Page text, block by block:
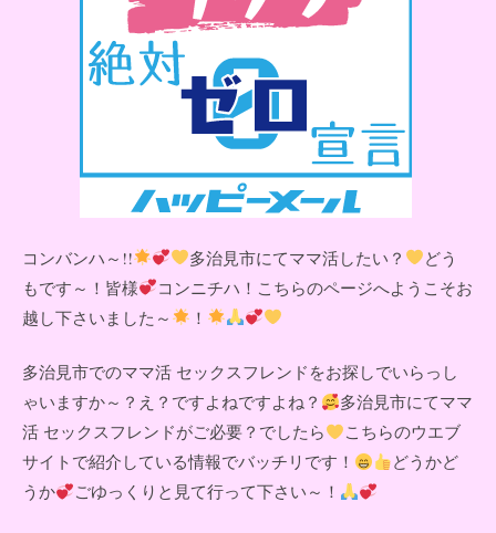
コンバンハ～!! 多治見市にてママ活したい？
どう
もです～！皆様
コンニチハ！こちらのページへようこそお
越し下さいました～
！
多治見市でのママ活 セックスフレンドをお探しでいらっし
ゃいますか～？え？ですよねですよね？
多治見市にてママ
活 セックスフレンドがご必要？でしたら
こちらのウエブ
サイトで紹介している情報でバッチリです！
どうかど
うか
ごゆっくりと見て行って下さい～！